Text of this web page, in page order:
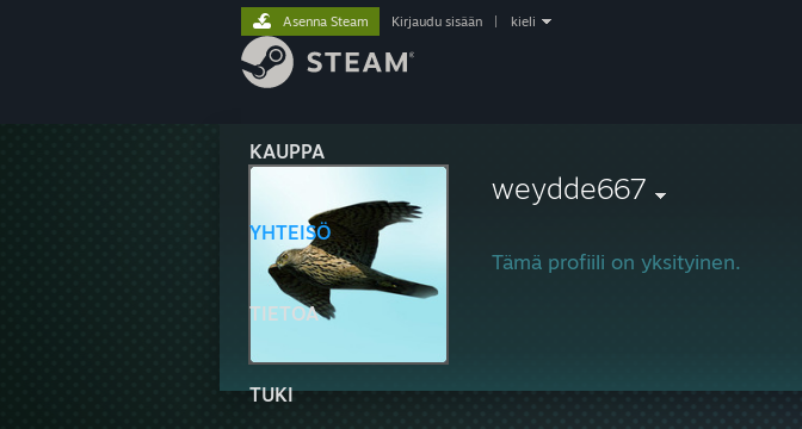
KAUPPA
YHTEISÖ
TIETOA
TUKI
Asenna Steam Kirjaudu sisään kieli
weydde667
Tämä profiili on yksityinen.